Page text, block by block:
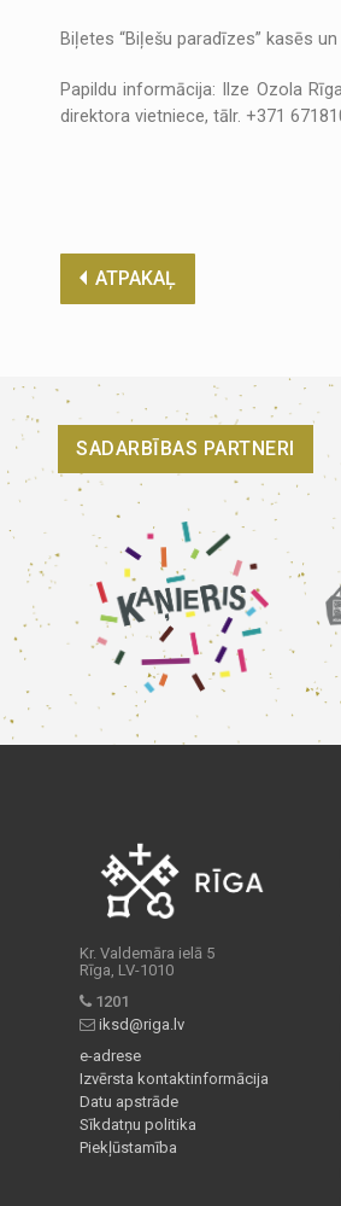
Biļetes “Biļešu paradīzes” kasēs un
Papildu informācija: Ilze Ozola
direktora vietniece, tālr. +371
ATPAKAĻ
SADARBĪBAS PARTNERI
Kr. Valdemāra ielā 5
Rīga, LV-1010
1201
iksd@riga.lv
e-adrese
Izvērsta kontaktinformācija
Datu apstrāde
Sīkdatņu politika
Piekļūstamība